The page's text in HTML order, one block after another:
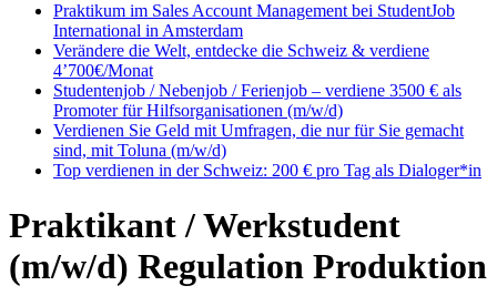
Praktikum im Sales Account Management bei StudentJob
International in Amsterdam
Verändere die Welt, entdecke die Schweiz & verdiene
4’700€/Monat
Studentenjob / Nebenjob / Ferienjob – verdiene 3500 € als
Promoter für Hilfsorganisationen (m/w/d)
Verdienen Sie Geld mit Umfragen, die nur für Sie gemacht
sind, mit Toluna (m/w/d)
Top verdienen in der Schweiz: 200 € pro Tag als Dialoger*in
Praktikant / Werkstudent
(m/w/d) Regulation Produktion